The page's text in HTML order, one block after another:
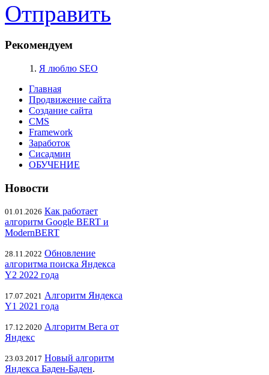
Отправить
Рекомендуем
1. Я люблю SEO
Главная
Продвижение сайта
Создание сайта
CMS
Framework
Заработок
Сисадмин
ОБУЧЕНИЕ
Новости
01.01.2026 Как работает
алгоритм Google BERT и
ModernBERT
28.11.2022 Обновление
алгоритма поиска Яндекса
Y2 2022 года
17.07.2021 Алгоритм Яндекса
Y1 2021 года
17.12.2020 Алгоритм Вега от
Яндекс
23.03.2017 Новый алгоритм
Яндекса Баден-Баден.